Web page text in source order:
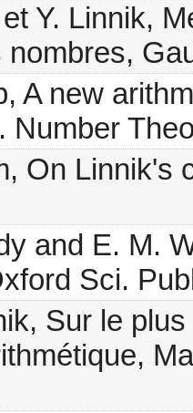
Y. Linnik,
A new
Number
On Linnik's
and E. M.
Sci.
Sur le